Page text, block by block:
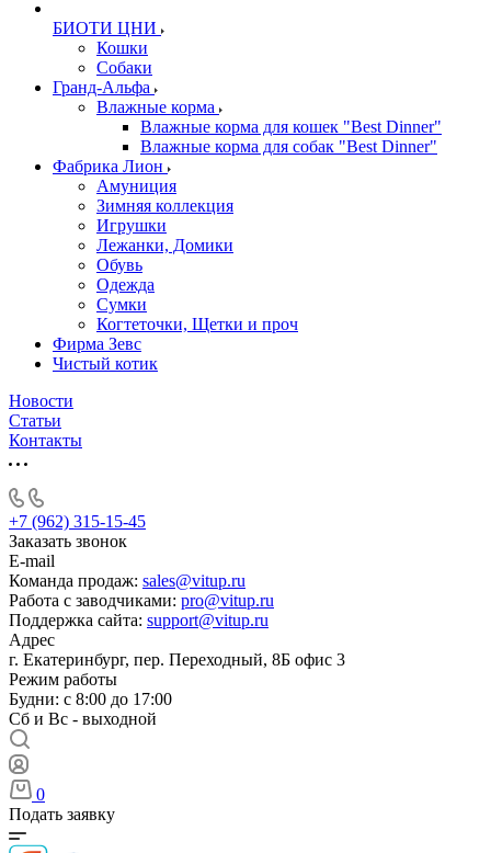
БИОТИ ЦНИ
Кошки
Собаки
Гранд-Альфа
Влажные корма
Влажные корма для кошек "Best Dinner"
Влажные корма для собак "Best Dinner"
Фабрика Лион
Амуниция
Зимняя коллекция
Игрушки
Лежанки, Домики
Обувь
Одежда
Сумки
Когтеточки, Щетки и проч
Фирма Зевс
Чистый котик
Новости
Статьи
Контакты
+7 (962) 315-15-45
Заказать звонок
E-mail
Команда продаж: sales@vitup.ru
Работа с заводчиками: pro@vitup.ru
Поддержка сайта: support@vitup.ru
Адрес
г. Екатеринбург, пер. Переходный, 8Б офис 3
Режим работы
Будни: с 8:00 до 17:00
Сб и Вс - выходной
0
Подать заявку